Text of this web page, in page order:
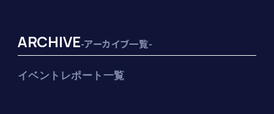
ARCHIVE-アーカイブ一覧-
イベントレポート一覧